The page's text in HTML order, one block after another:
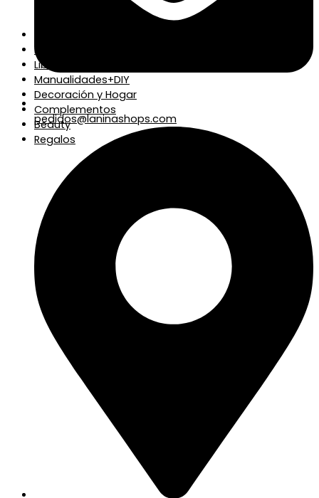
Escritorio
Libros
Manualidades+DIY
Decoración y Hogar
Complementos
Beauty
Regalos
pedidos@laninashops.com